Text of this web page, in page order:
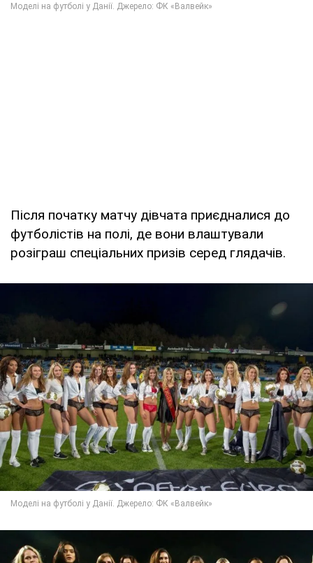
Після початку матчу дівчата приєдналися до
футболістів на полі, де вони влаштували
розіграш спеціальних призів серед глядачів.